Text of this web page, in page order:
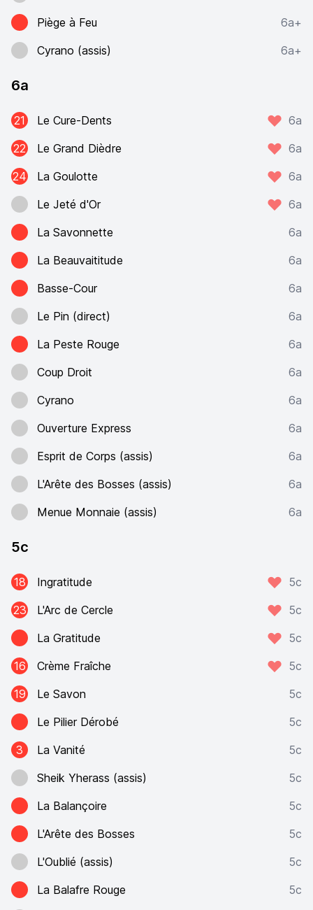
Piège à Feu
6a+
Cyrano (assis)
6a+
6a
21 Le Cure-Dents
6a
22
Le Grand Dièdre
6a
24
La Goulotte
6a
Le Jeté d'Or
6a
La Savonnette
6a
La Beauvaititude
6a
Basse-Cour
6a
Le Pin (direct)
6a
La Peste Rouge
6a
Coup Droit
6a
Cyrano
6a
Ouverture Express
6a
Esprit de Corps (assis)
6a
L'Arête des Bosses (assis)
6a
Menue Monnaie (assis)
6a
5c
18 Ingratitude
5c
23
L'Arc de Cercle
5c
La Gratitude
5c
16
Crème Fraîche
5c
19
Le Savon
5c
Le Pilier Dérobé
5c
3
La Vanité
5c
Sheik Yherass (assis)
5c
La Balançoire
5c
L'Arête des Bosses
5c
L'Oublié (assis)
5c
La Balafre Rouge
5c